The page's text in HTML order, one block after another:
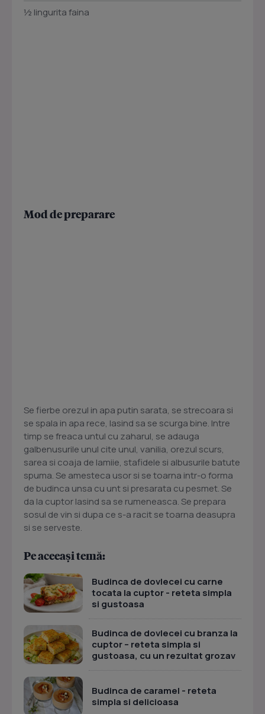
½ lingurita faina
Mod de preparare
Se fierbe orezul in apa putin sarata, se strecoara si
se spala in apa rece, lasind sa se scurga bine. Intre
timp se freaca untul cu zaharul, se adauga
galbenusurile unul cite unul, vanilia, orezul scurs,
sarea si coaja de lamiie, stafidele si albusurile batute
spuma. Se amesteca usor si se toarna intr-o forma
de budinca unsa cu unt si presarata cu pesmet. Se
da la cuptor lasind sa se rumeneasca. Se prepara
sosul de vin si dupa ce s-a racit se toarna deasupra
si se serveste.
Pe aceeași temă:
Budinca de dovlecei cu carne
tocata la cuptor - reteta simpla
si gustoasa
Budinca de dovlecei cu branza la
cuptor – reteta simpla si
gustoasa, cu un rezultat grozav
Budinca de caramel - reteta
simpla si delicioasa